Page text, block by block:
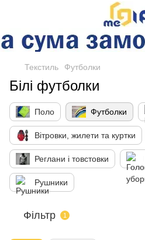
Текстиль Футболки
Білі футболки
Поло Футболки
Вітровки, жилети та куртки
Реглани і товстовки
Рушники
Фільтр 1